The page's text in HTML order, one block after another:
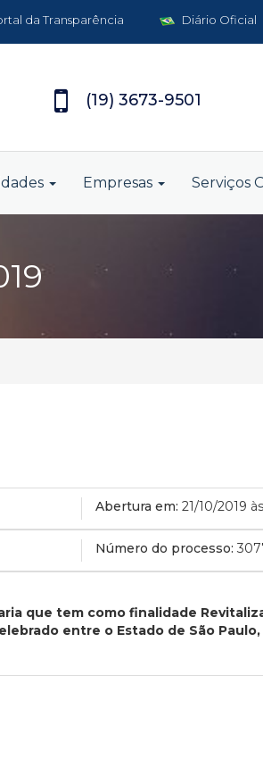
Diário Oficial
da Transparência
(19) 3673-9501
Empresas Serviços
Abertura em: 21/10/2019
Número do processo:
que tem como finalidade
entre o Estado de São